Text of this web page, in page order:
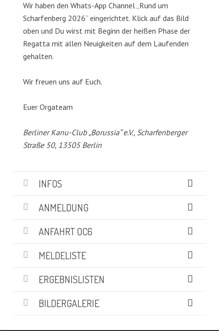
Wir haben den Whats-App Channel „Rund um
Scharfenberg 2026“ eingerichtet. Klick auf das Bild
oben und Du wirst mit Beginn der heißen Phase der
Regatta mit allen Neuigkeiten auf dem Laufenden
gehalten.
Wir freuen uns auf Euch.
Euer Orgateam
Berliner Kanu-Club „Borussia“ e.V., Scharfenberger
Straße 50, 13505 Berlin
INFOS
ANMELDUNG
ANFAHRT OC6
MELDELISTE
ERGEBNISLISTEN
BILDERGALERIE